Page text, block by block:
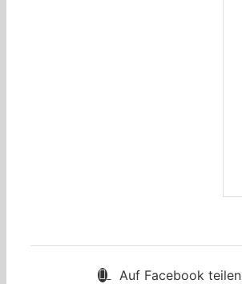
Auf Facebook teilen